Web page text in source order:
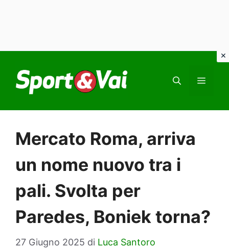
contenuto
Mercato Roma, arriva
un nome nuovo tra i
pali. Svolta per
Paredes, Boniek torna?
27 Giugno 2025 di Luca Santoro